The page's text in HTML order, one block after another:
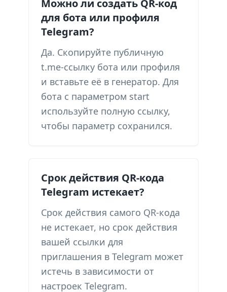
Можно ли создать QR-код
для бота или профиля
Telegram?
Да. Скопируйте публичную
t.me-ссылку бота или профиля
и вставьте её в генератор. Для
бота с параметром start
используйте полную ссылку,
чтобы параметр сохранился.
Срок действия QR-кода
Telegram истекает?
Срок действия самого QR-кода
не истекает, но срок действия
вашей ссылки для
приглашения в Telegram может
истечь в зависимости от
настроек Telegram.